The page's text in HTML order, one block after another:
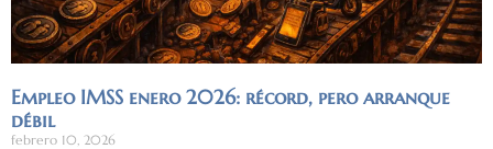
Empleo IMSS enero 2026: récord, pero arranque
débil
febrero 10, 2026